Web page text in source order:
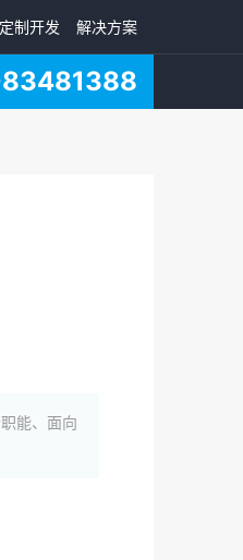
定制开发 解决方案
能、面向